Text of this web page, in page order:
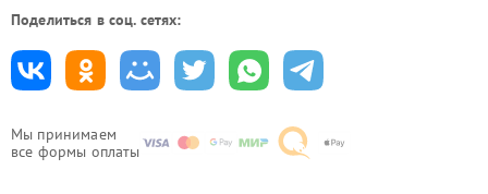
Мы принимаем
все формы оплаты
Поделиться в соц. сетях: